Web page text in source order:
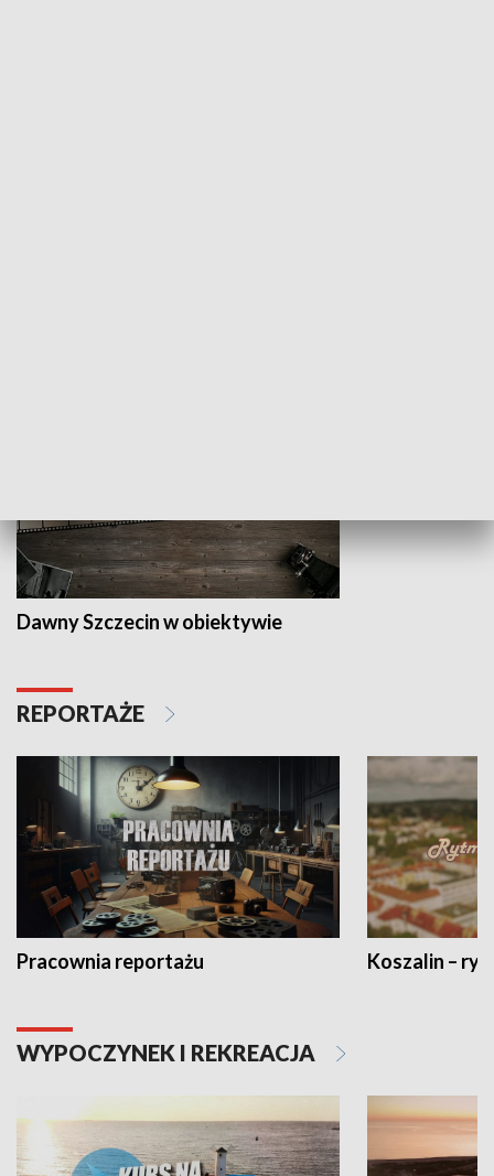
Dawny Szczecin w obiektywie
REPORTAŻE
Pracownia reportażu Koszalin –
WYPOCZYNEK I REKREACJA